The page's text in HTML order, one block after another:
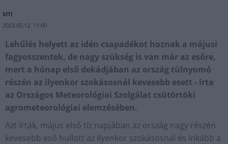
MTI
2023.05.12. 11:00
Lehűlés helyett az idén csapadékot hoznak a májusi
fagyosszentek, de nagy szükség is van már az esőre,
mert a hónap első dekádjában az ország túlnyomó
részén az ilyenkor szokásosnál kevesebb esett - írta
az Országos Meteorológiai Szolgálat csütörtöki
agrometeorológiai elemzésében.
Azt írták, május első tíz napjában az ország nagy részén
kevesebb eső hullott az ilyenkor szokásosnál és inkább a